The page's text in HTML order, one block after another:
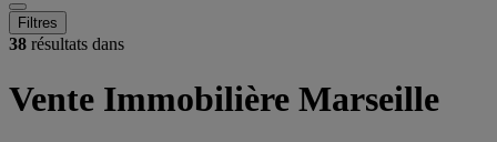
Filtres
38 résultats dans
Vente Immobilière Marseille